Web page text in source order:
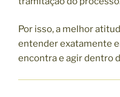
Por isso, a melhor
entender exatamente
encontra e agir dentro